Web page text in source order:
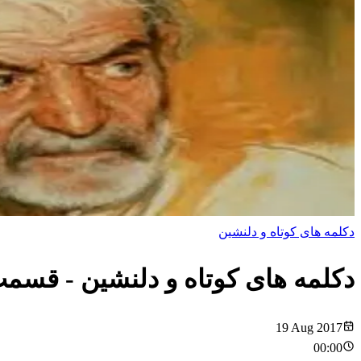
دکلمه های کوتاه و دلنشین
دکلمه های کوتاه و دلنشین -
19 Aug 2017
00:00